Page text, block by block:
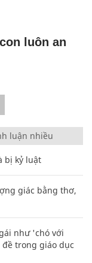
luôn an
luận nhiều
bị kỷ luật
giác bằng thơ,
như 'chó với
trong giáo dục